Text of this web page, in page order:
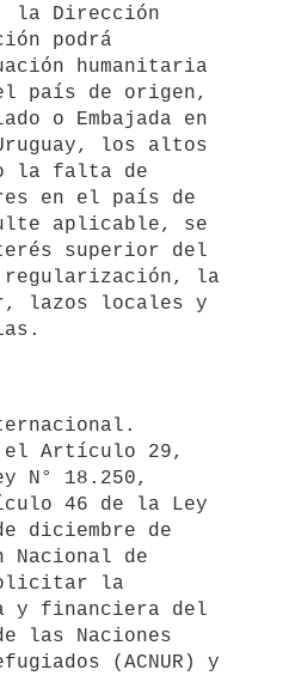
podrá
humanitaria
país de origen,
o Embajada en
los altos
o la falta de
en el país de
aplicable, se
superior del
la
lazos locales y
N° 18.250,
46 de la Ley
diciembre de
Nacional de
la
y financiera del
las Naciones
(ACNUR) y